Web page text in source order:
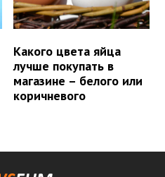
Какого цвета яйца
лучше покупать в
магазине – белого или
коричневого